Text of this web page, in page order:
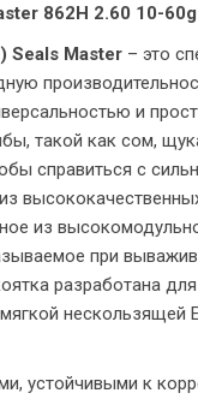
862H 2.60 10-60g
Seals Master – это
и
такой как сом,
справиться с
из
при
разработана
нескользящей
устойчивыми к